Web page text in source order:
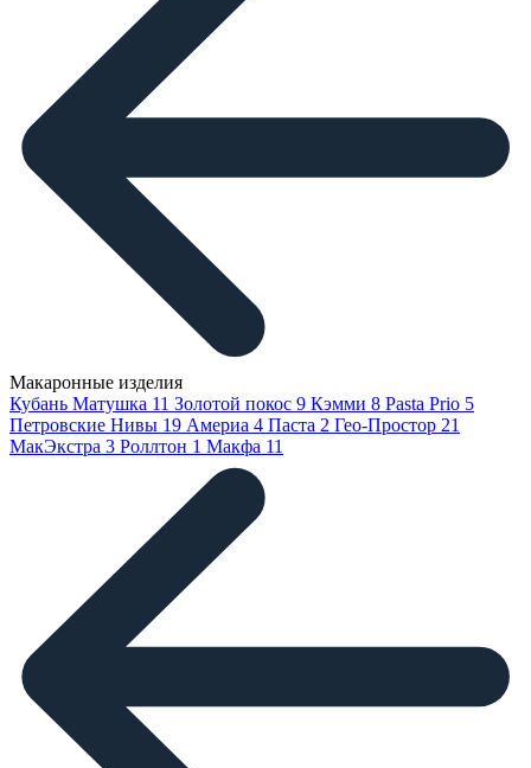
Макаронные изделия
Кубань Матушка 11 Золотой покос 9 Кэмми 8 Pasta Prio 5
Петровские Нивы 19 Америа 4 Паста 2 Гео-Простор 21
МакЭкстра 3 Роллтон 1 Макфа 11